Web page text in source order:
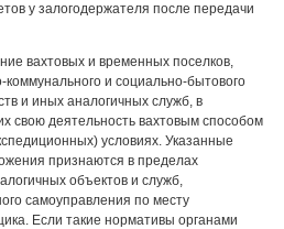
у залогодержателя после передачи
вахтовых и временных поселков,
и социально-бытового
и иных аналогичных служб, в
свою деятельность вахтовым способом
условиях. Указанные
признаются в пределах
объектов и служб,
самоуправления по месту
Если такие нормативы органами